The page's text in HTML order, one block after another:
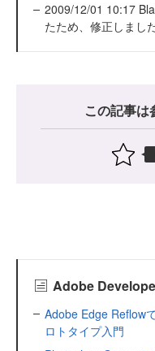
2009/12/01 10:17
たため、修正しまし
この記事は
Adobe
Adobe Edge Reflow
ロトタイプ入門